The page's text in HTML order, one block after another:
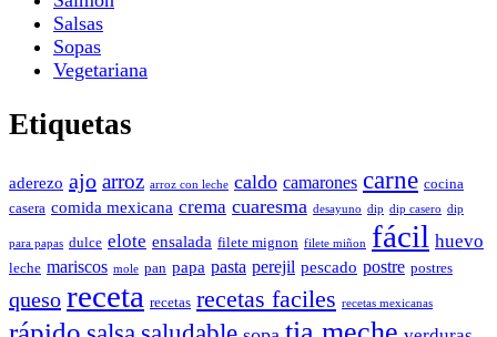
Salsas
Sopas
Vegetariana
Etiquetas
aderezo ajo arroz arroz con leche caldo camarones carne cocina
casera comida mexicana crema cuaresma desayuno dip dip casero dip
para papas dulce elote ensalada filete mignon filete miñon fácil huevo
leche mariscos mole pan papa pasta perejil pescado postre postres
queso receta recetas recetas faciles recetas mexicanas